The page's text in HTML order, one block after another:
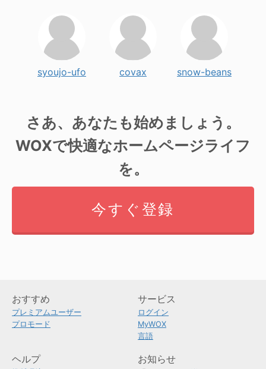
syoujo-ufo covax snow-beans
さあ、あなたも始めましょう。
WOXで快適なホームページライフ
を。
今すぐ登録
おすすめ
プレミアムユーザー
プロモード
サービス
ログイン
MyWOX
言語
ヘルプ お知らせ